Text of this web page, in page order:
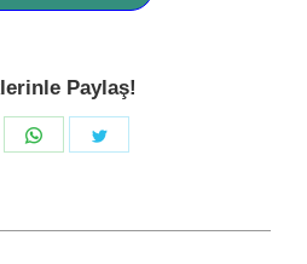
Paylaş!
Share